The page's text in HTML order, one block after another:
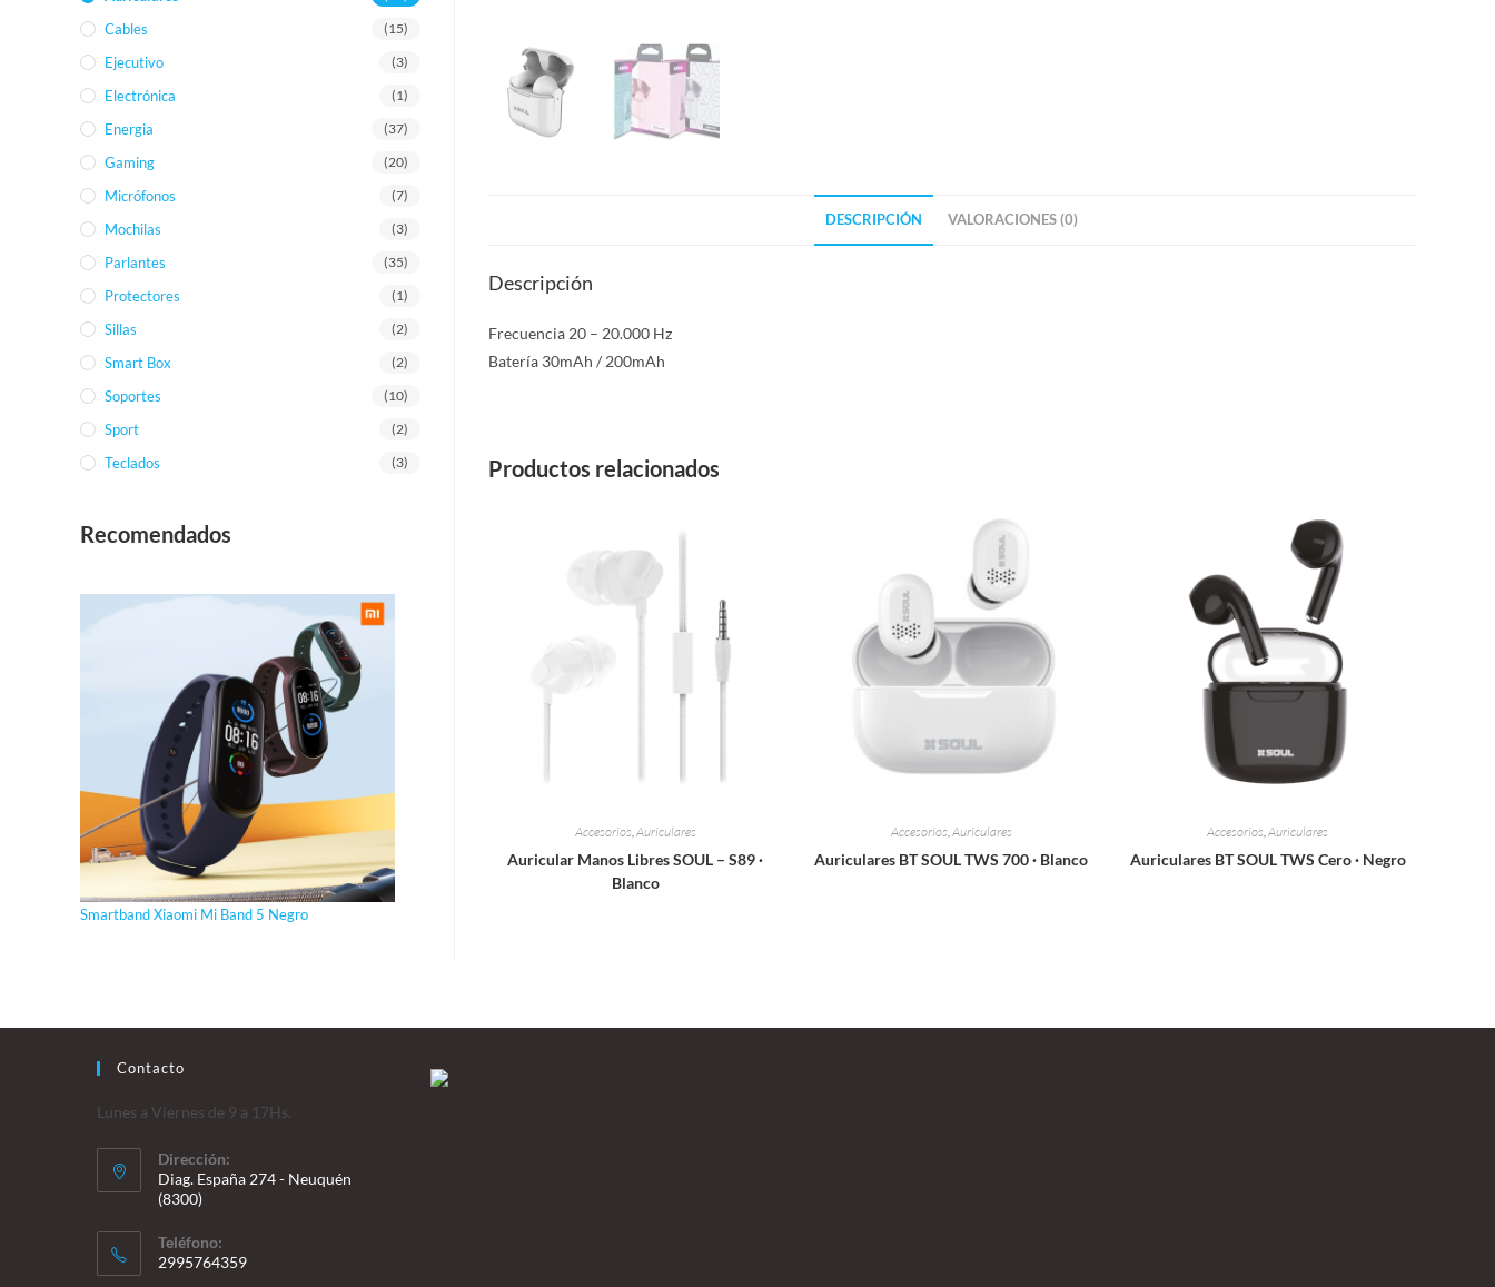
DESCRIPCIÓN VALORACIONES (0)
Descripción
Frecuencia 20 – 20.000 Hz
Batería 30mAh / 200mAh
Productos relacionados
Accesorios,Auriculares
Auricular Manos Libres SOUL – S89 ·
Blanco
Accesorios,Auriculares
Auriculares BT SOUL TWS 700 · Blanco
Accesorios,Auriculares
Auriculares BT SOUL TWS Cero · Negro
Cables (15)
Ejecutivo (3)
Electrónica (1)
Energia (37)
Gaming (20)
Micrófonos (7)
Mochilas (3)
Parlantes (35)
Protectores (1)
Sillas (2)
Smart Box (2)
Soportes (10)
Sport (2)
Teclados (3)
Recomendados
Smartband Xiaomi Mi Band 5 Negro
Contacto
Lunes a Viernes de 9 a 17Hs.
Dirección:
Diag. España 274 - Neuquén
(8300)
Teléfono:
2995764359